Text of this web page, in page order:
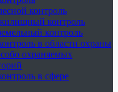
контроль
контроль
контроль
в области охраны
охраняемых
в сфере